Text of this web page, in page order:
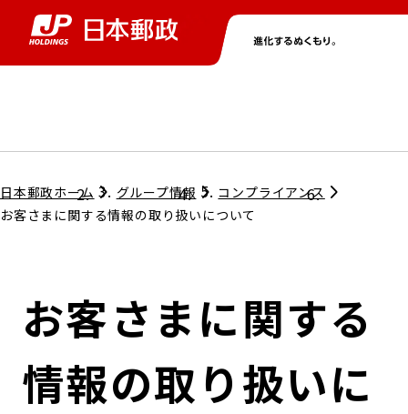
グループ情報トップ
コンプライアンス
ガバナンス
株主・投資家情報トップ
個人投資家のみなさまへ
株式情報
ニューストップ
サステナビリティトップ
担当役員メッセージ
サステナビリティマネジメント
採用情報トップ
日本郵政ホーム グループ情報
コンプライアンス
お客さまに関する情報の取り扱いについて
お客さまに関する
情報の取り扱いに